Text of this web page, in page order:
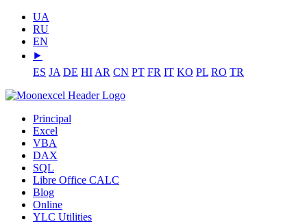
UA
RU
EN
⯈
ES JA DE HI AR CN PT FR IT KO PL RO TR
Principal
Excel
VBA
DAX
SQL
Libre Office CALC
Blog
Online
YLC Utilities